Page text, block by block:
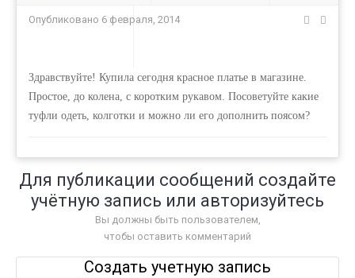
Опубликовано 6 февраля, 2014
Здравствуйте! Купила сегодня красное платье в магазине.
Простое, до колена, с коротким рукавом. Посоветуйте какие
туфли одеть, колготки и можно ли его дополнить поясом?
Для публикации сообщений создайте
учётную запись или авторизуйтесь
Вы должны быть пользователем,
чтобы оставить комментарий
Создать учетную запись